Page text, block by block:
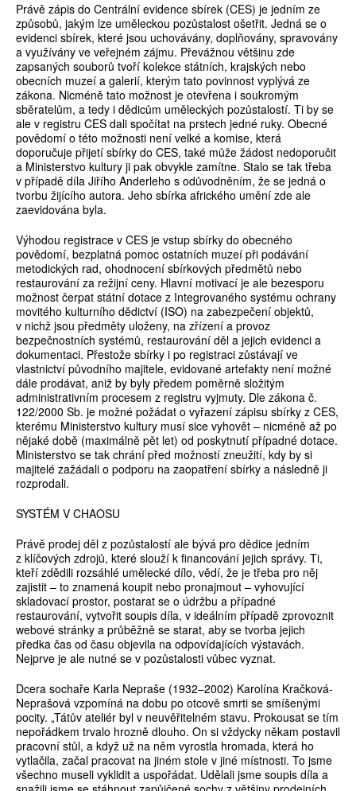
Právě zápis do Centrální evidence sbírek (CES) je jedním ze
způsobů, jakým lze uměleckou pozůstalost ošetřit. Jedná se o
evidenci sbírek, které jsou uchovávány, doplňovány, spravovány
a využívány ve veřejném zájmu. Převážnou většinu zde
zapsaných souborů tvoří kolekce státních, krajských nebo
obecních muzeí a galerií, kterým tato povinnost vyplývá ze
zákona. Nicméně tato možnost je otevřena i soukromým
sběratelům, a tedy i dědicům uměleckých pozůstalostí. Ti by se
ale v registru CES dali spočítat na prstech jedné ruky. Obecné
povědomí o této možnosti není velké a komise, která
doporučuje přijetí sbírky do CES, také může žádost nedoporučit
a Ministerstvo kultury ji pak obvykle zamítne. Stalo se tak třeba
v případě díla Jiřího Anderleho s odůvodněním, že se jedná o
tvorbu žijícího autora. Jeho sbírka afrického umění zde ale
zaevidována byla.
Výhodou registrace v CES je vstup sbírky do obecného
povědomí, bezplatná pomoc ostatních muzeí při podávání
metodických rad, ohodnocení sbírkových předmětů nebo
restaurování za režijní ceny. Hlavní motivací je ale bezesporu
možnost čerpat státní dotace z Integrovaného systému ochrany
movitého kulturního dědictví (ISO) na zabezpečení objektů,
v nichž jsou předměty uloženy, na zřízení a provoz
bezpečnostních systémů, restaurování děl a jejich evidenci a
dokumentaci. Přestože sbírky i po registraci zůstávají ve
vlastnictví původního majitele, evidované artefakty není možné
dále prodávat, aniž by byly předem poměrně složitým
administrativním procesem z registru vyjmuty. Dle zákona č.
122/2000 Sb. je možné požádat o vyřazení zápisu sbírky z CES,
kterému Ministerstvo kultury musí sice vyhovět – nicméně až po
nějaké době (maximálně pět let) od poskytnutí případné dotace.
Ministerstvo se tak chrání před možností zneužití, kdy by si
majitelé zažádali o podporu na zaopatření sbírky a následně ji
rozprodali.
SYSTÉM V CHAOSU
Právě prodej děl z pozůstalostí ale bývá pro dědice jedním
z klíčových zdrojů, které slouží k financování jejich správy. Ti,
kteří zdědili rozsáhlé umělecké dílo, vědí, že je třeba pro něj
zajistit – to znamená koupit nebo pronajmout – vyhovující
skladovací prostor, postarat se o údržbu a případné
restaurování, vytvořit soupis díla, v ideálním případě zprovoznit
webové stránky a průběžně se starat, aby se tvorba jejich
předka čas od času objevila na odpovídajících výstavách.
Nejprve je ale nutné se v pozůstalosti vůbec vyznat.
Dcera sochaře Karla Nepraše (1932–2002) Karolína Kračková-
Neprašová vzpomíná na dobu po otcově smrti se smíšenými
pocity. „Tátův ateliér byl v neuvěřitelném stavu. Prokousat se tím
nepořádkem trvalo hrozně dlouho. On si vždycky někam postavil
pracovní stůl, a když už na něm vyrostla hromada, která ho
vytlačila, začal pracovat na jiném stole v jiné místnosti. To jsme
všechno museli vyklidit a uspořádat. Udělali jsme soupis díla a